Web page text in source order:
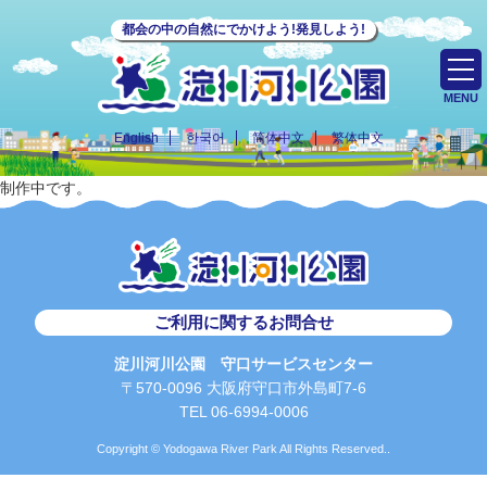
都会の中の自然にでかけよう!発見しよう!
English 한국어 简体中文 繁体中文
MENU
制作中です。
ご利用に関するお問合せ
淀川河川公園 守口サービスセンター
〒570-0096 大阪府守口市外島町7-6
TEL 06-6994-0006
Copyright © Yodogawa River Park All Rights Reserved..